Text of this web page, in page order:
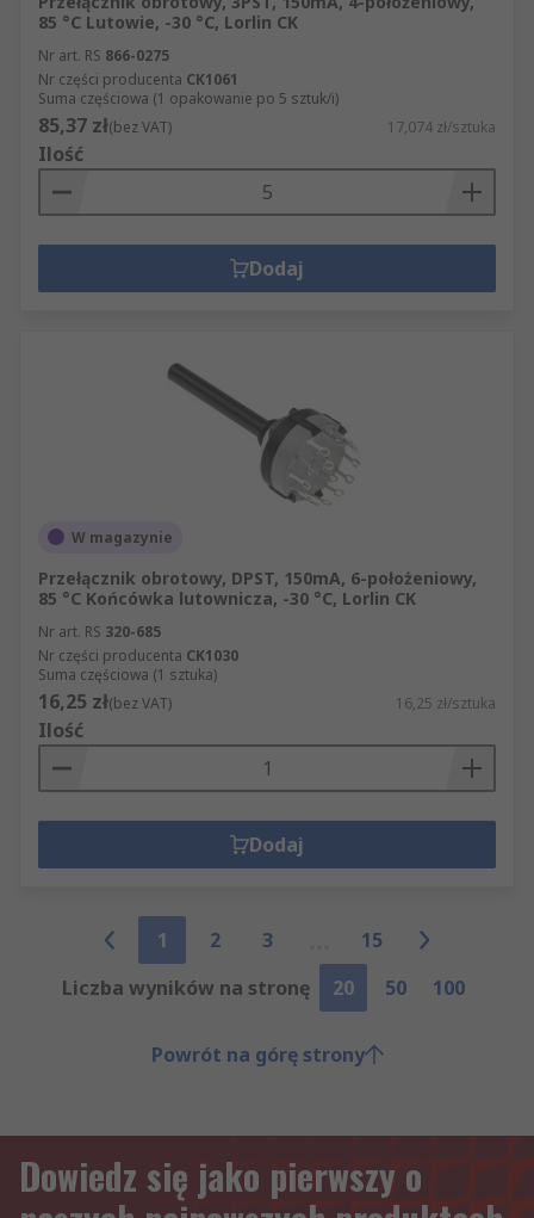
85 °C Lutowie, -30 °C, Lorlin CK
Nr art. RS 866-0275
Nr części producenta CK1061
Suma częściowa (1 opakowanie po 5 sztuk/i)
85,37 zł(bez VAT) 17,074 zł/sztuka
Ilość
Dodaj
W magazynie
Przełącznik obrotowy, DPST, 150mA, 6-położeniowy,
85 °C Końcówka lutownicza, -30 °C, Lorlin CK
Nr art. RS 320-685
Nr części producenta CK1030
Suma częściowa (1 sztuka)
16,25 zł(bez VAT) 16,25 zł/sztuka
Ilość
Dodaj
1 2 3
15
Liczba wyników na stronę
20 50 100
Powrót na górę strony
Dowiedz się jako pierwszy o